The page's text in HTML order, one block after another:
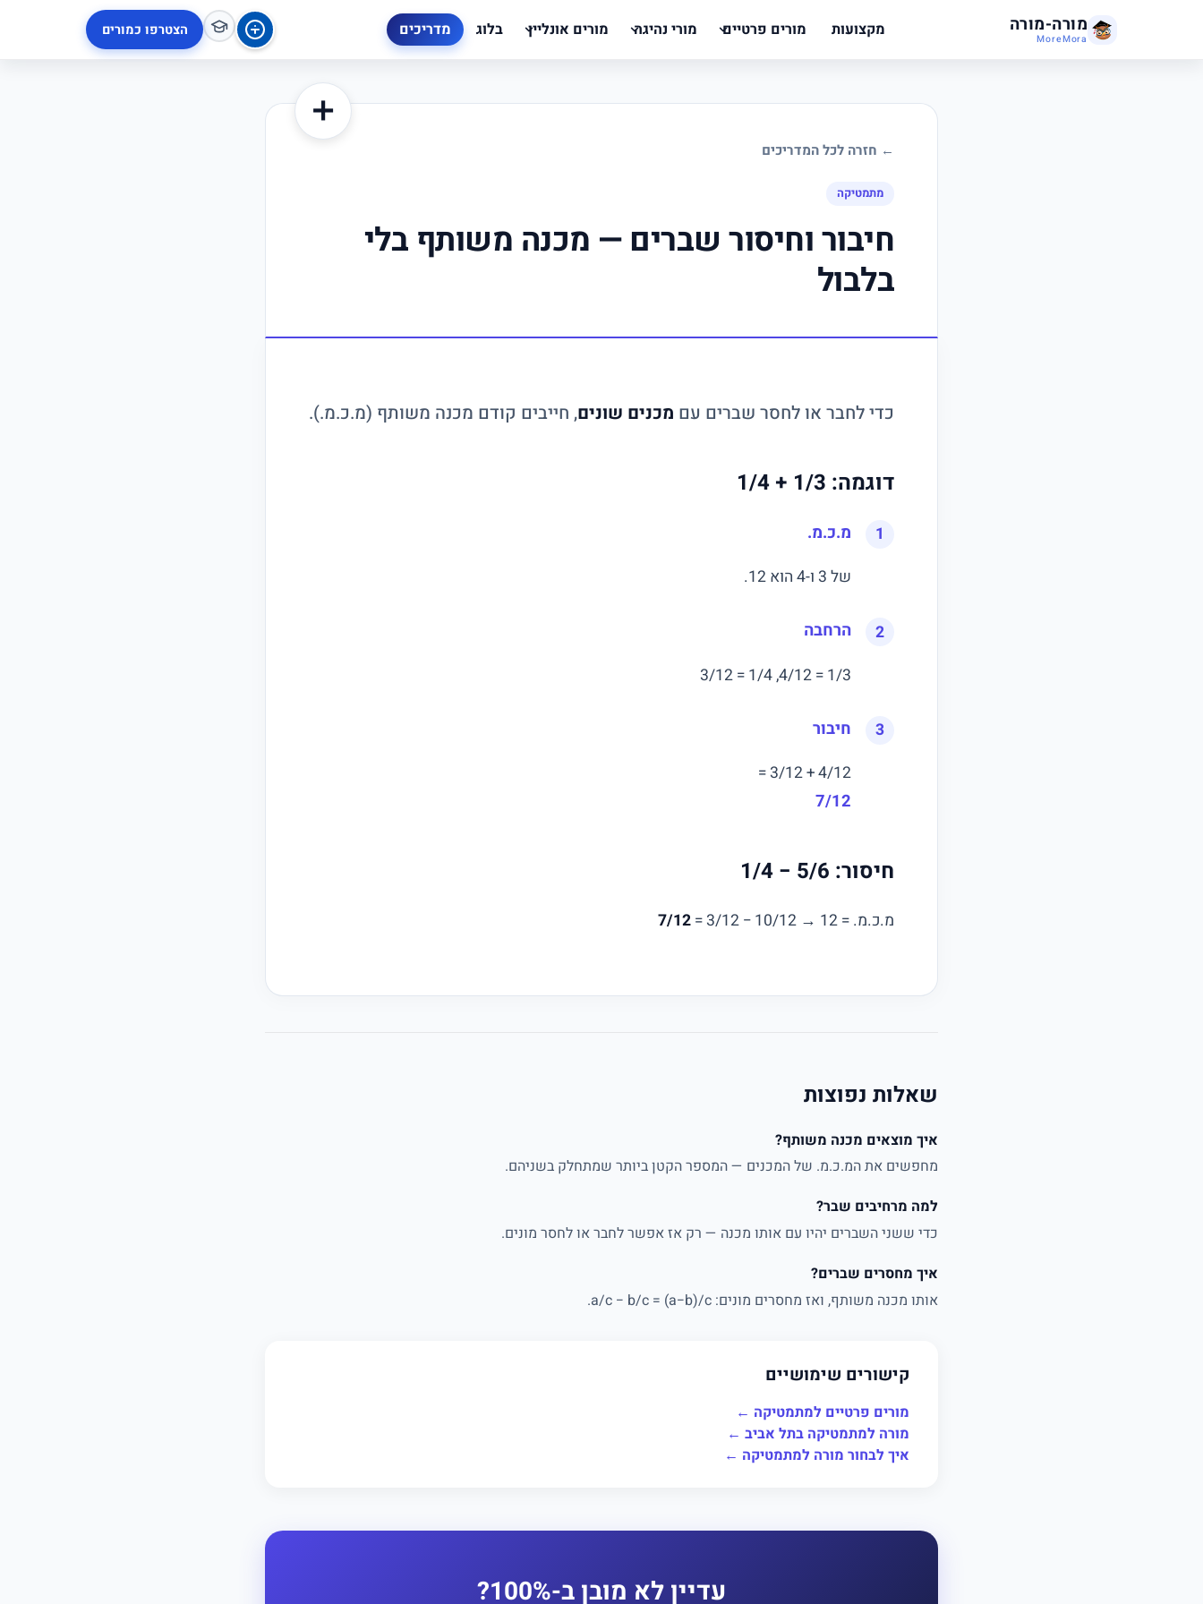
מורה-מורה
MoreMora מקצועות מורים פרטיים מורי נהיגה מורים אונליין בלוג מדריכים הצטרפו כמורים
← חזרה לכל המדריכים
מתמטיקה
חיבור וחיסור שברים — מכנה משותף בלי
בלבול
➕
כדי לחבר או לחסר שברים עם מכנים שונים, חייבים קודם מכנה משותף (מ.כ.מ.).
דוגמה: 1/3 + 1/4
מ.כ.מ.
של 3 ו-4 הוא 12.
הרחבה
1/3 = 4/12, 1/4 = 3/12
חיבור
4/12 + 3/12 =
7/12
חיסור: 5/6 − 1/4
מ.כ.מ. = 12 → 10/12 − 3/12 = 7/12
שאלות נפוצות
איך מוצאים מכנה משותף?
מחפשים את המ.כ.מ. של המכנים — המספר הקטן ביותר שמתחלק בשניהם.
למה מרחיבים שבר?
כדי ששני השברים יהיו עם אותו מכנה — רק אז אפשר לחבר או לחסר מונים.
איך מחסרים שברים?
אותו מכנה משותף, ואז מחסרים מונים: a/c − b/c = (a−b)/c.
קישורים שימושיים
מורים פרטיים למתמטיקה ←
מורה למתמטיקה בתל אביב ←
איך לבחור מורה למתמטיקה ←
עדיין לא מובן ב-100%?